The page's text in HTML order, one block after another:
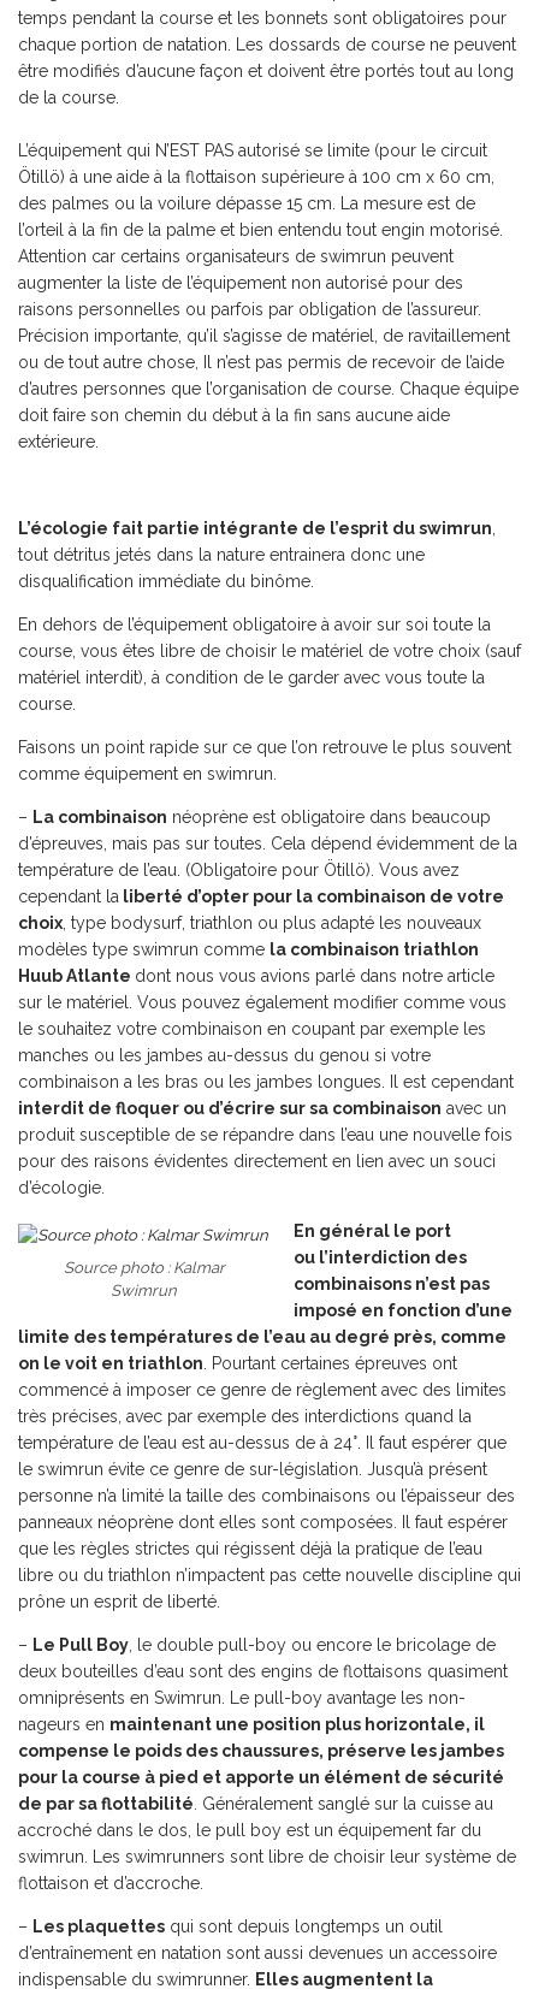
temps pendant la course et les bonnets sont obligatoires pour
chaque portion de natation. Les dossards de course ne peuvent
être modifiés d’aucune façon et doivent être portés tout au long
de la course.
L’équipement qui N’EST PAS autorisé se limite (pour le circuit
Ötillö) à une aide à la flottaison supérieure à 100 cm x 60 cm,
des palmes ou la voilure dépasse 15 cm. La mesure est de
l’orteil à la fin de la palme et bien entendu tout engin motorisé.
Attention car certains organisateurs de swimrun peuvent
augmenter la liste de l’équipement non autorisé pour des
raisons personnelles ou parfois par obligation de l’assureur.
Précision importante, qu’il s’agisse de matériel, de ravitaillement
ou de tout autre chose, Il n’est pas permis de recevoir de l’aide
d’autres personnes que l’organisation de course. Chaque équipe
doit faire son chemin du début à la fin sans aucune aide
extérieure.
L’écologie fait partie intégrante de l’esprit du swimrun
tout détritus jetés dans la nature entrainera donc une
disqualification immédiate du binôme.
En dehors de l’équipement obligatoire à avoir sur soi toute la
course, vous êtes libre de choisir le matériel de votre choix (sauf
matériel interdit), à condition de le garder avec vous toute la
course.
Faisons un point rapide sur ce que l’on retrouve le plus souvent
comme équipement en swimrun.
– La combinaison néoprène est obligatoire dans beaucoup
d’épreuves, mais pas sur toutes. Cela dépend évidemment de la
température de l’eau. (Obligatoire pour Ötillö). Vous avez
cependant la liberté d’opter pour la combinaison de votre
choix , type bodysurf, triathlon ou plus adapté les nouveaux
modèles type swimrun comme la combinaison triathlon
Huub Atlante dont nous vous avions parlé dans notre article
sur le matériel. Vous pouvez également modifier comme vous
le souhaitez votre combinaison en coupant par exemple les
manches ou les jambes au-dessus du genou si votre
combinaison a les bras ou les jambes longues. Il est cependant
interdit de floquer ou d’écrire sur sa combinaison avec un
produit susceptible de se répandre dans l’eau une nouvelle fois
pour des raisons évidentes directement en lien avec un souci
d’écologie.
Source photo : Kalmar
Swimrun
En général le port
ou l’interdiction des
combinaisons n’est pas
imposé en fonction d’une
limite des températures de l’eau au degré près, comme
on le voit en triathlon . Pourtant certaines épreuves ont
commencé à imposer ce genre de règlement avec des limites
très précises, avec par exemple des interdictions quand la
température de l’eau est au-dessus de à 24°. Il faut espérer que
le swimrun évite ce genre de sur-législation. Jusqu’à présent
personne n’a limité la taille des combinaisons ou l’épaisseur des
panneaux néoprène dont elles sont composées. Il faut espérer
que les règles strictes qui régissent déjà la pratique de l’eau
libre ou du triathlon n’impactent pas cette nouvelle discipline qui
prône un esprit de liberté.
– Le Pull Boy , le double pull-boy ou encore le bricolage de
deux bouteilles d’eau sont des engins de flottaisons quasiment
omniprésents en Swimrun. Le pull-boy avantage les non-
nageurs en maintenant une position plus horizontale, il
compense le poids des chaussures, préserve les jambes
pour la course à pied et apporte un élément de sécurité
de par sa flottabilité . Généralement sanglé sur la cuisse au
accroché dans le dos, le pull boy est un équipement far du
swimrun. Les swimrunners sont libre de choisir leur système de
flottaison et d’accroche.
– Les plaquettes qui sont depuis longtemps un outil
d’entraînement en natation sont aussi devenues un accessoire
indispensable du swimrunner. Elles augmentent la